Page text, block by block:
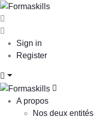
Sign in
Register
A propos
Nos deux